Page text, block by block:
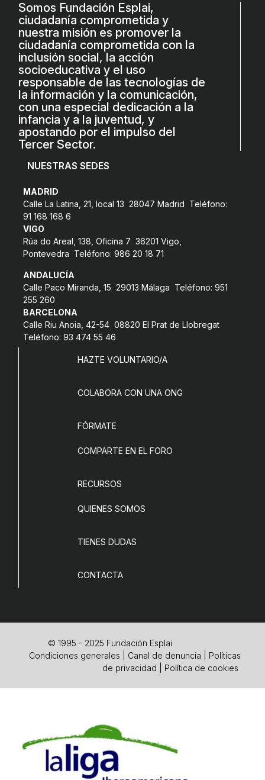
Somos Fundación Esplai,
ciudadanía comprometida y
nuestra misión es promover la
ciudadanía comprometida con la
inclusión social, la acción
socioeducativa y el uso
responsable de las tecnologías de
la información y la comunicación,
con una especial dedicación a la
infancia y a la juventud, y
apostando por el impulso del
Tercer Sector.
NUESTRAS SEDES
MADRID
Calle La Latina, 21, local 13 28047 Madrid Teléfono:
91 168 168 6
VIGO
Rúa do Areal, 138, Oficina 7 36201 Vigo,
Pontevedra Teléfono: 986 20 18 71
ANDALUCÍA
Calle Paco Miranda, 15 29013 Málaga Teléfono: 951
255 260
BARCELONA
Calle Riu Anoia, 42-54 08820 El Prat de Llobregat
Teléfono: 93 474 55 46
HAZTE VOLUNTARIO/A
COLABORA CON UNA ONG
FÓRMATE
COMPARTE EN EL FORO
RECURSOS
QUIENES SOMOS
TIENES DUDAS
CONTACTA
© 1995 - 2025 Fundación Esplai
Condiciones generales
Canal de denuncia
Políticas
de privacidad
Política de cookies
Missió i valors
Els comptes clars
Memòria d'activitats
Proposta educativa
ACTUALITAT
Notícies
Butlletins
Diari de la Fundació
Fundesplai als mitjans
Xarxes socials
COL·LABORA
Fes voluntariat
Fes un donatiu
Treballa amb nosaltres